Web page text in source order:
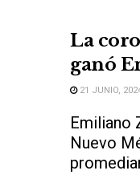
La
ganó
21 JUNIO,
Emiliano
Nuevo